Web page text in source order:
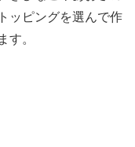
ッピングを選んで作
す。